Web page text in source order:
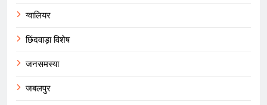
ग्वालियर
छिंदवाड़ा विशेष
जनसमस्या
जबलपुर